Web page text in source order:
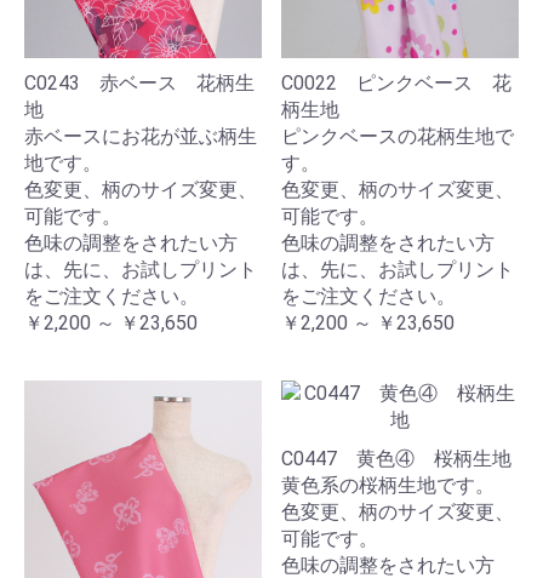
C0243 赤ベース 花柄生
地
赤ベースにお花が並ぶ柄生
地です。
色変更、柄のサイズ変更、
可能です。
色味の調整をされたい方
は、先に、お試しプリント
をご注文ください。
￥2,200 ～ ￥23,650
C0022 ピンクベース 花
柄生地
ピンクベースの花柄生地で
す。
色変更、柄のサイズ変更、
可能です。
色味の調整をされたい方
は、先に、お試しプリント
をご注文ください。
￥2,200 ～ ￥23,650
C0447 黄色④ 桜柄生地
黄色系の桜柄生地です。
色変更、柄のサイズ変更、
可能です。
色味の調整をされたい方